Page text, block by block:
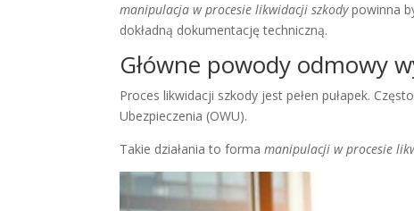
manipulacja w procesie likwidacji szkodypowinna
dokładną dokumentację techniczną.
Główne powody odmowy
Proces likwidacji szkody jest pełen pułapek.
Ubezpieczenia (OWU).
Takie działania to formamanipulacji w procesie